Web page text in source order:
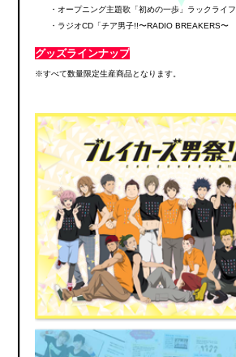
・オープニング主題歌「初めの一歩」ラックライフ
・ラジオCD「チア男子!!〜RADIO BREAKERS〜
グッズラインナップ
※すべて数量限定生産商品となります。